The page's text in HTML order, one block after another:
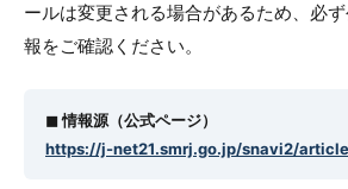
ールは変更される場合があるため、必
報をご確認ください。
◼︎ 情報源（公式ページ）
https://j-net21.smrj.go.jp/snavi2/